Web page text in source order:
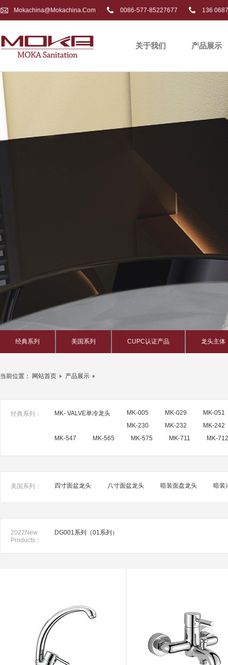
Mokachina@mokachina.com 0086-577-85227677 136
关于我们 产品展示
经典系列 美国系列 CUPC认证产品 龙头主体
当前位置： 网站首页 产品展示
经典系列： MK- VALVE单冷龙头 MK-005 MK-029
MK-051
MK-230
MK-232
MK-242
MK-547
MK-565 MK-575 MK-711 MK-712
美国系列： 四寸面盆龙头 八寸面盆龙头 暗装面盘龙头 暗装
2022New
Products：
DG001系列（01系列）